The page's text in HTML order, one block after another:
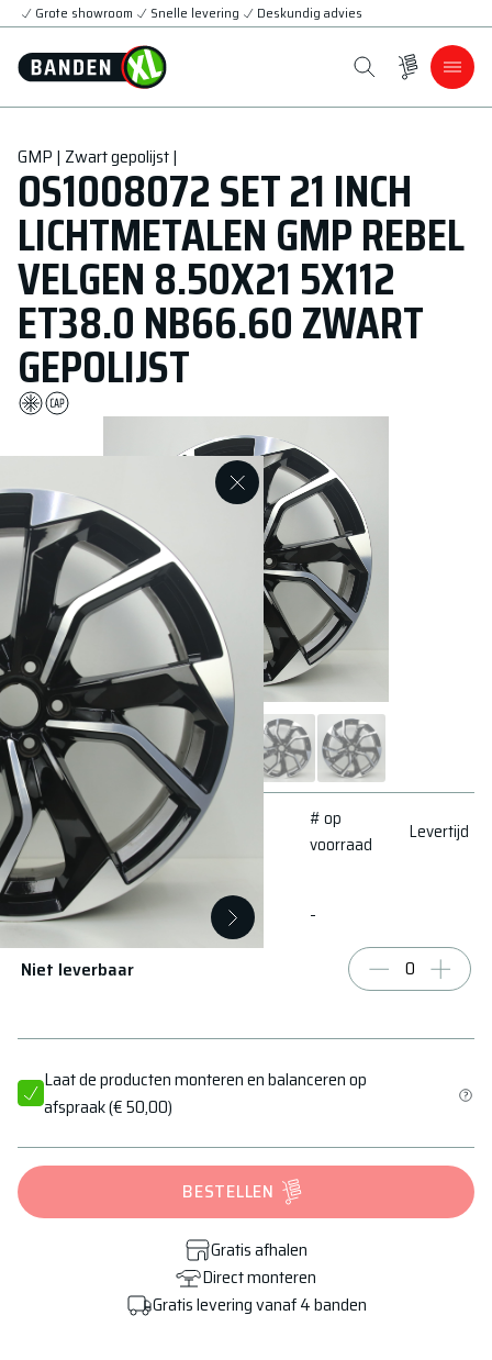
Grote showroom Snelle levering Deskundig advies
GMP | Zwart gepolijst |
OS1008072 SET 21 INCH
LICHTMETALEN GMP REBEL
VELGEN 8.50X21 5X112
ET38.0 NB66.60 ZWART
GEPOLIJST
Conditie
# op
voorraad
Levertijd
Zeer goed - Minimale
gebruikssporen
-
Niet leverbaar
Laat de producten monteren en balanceren op
afspraak(€ 50,00)
BESTELLEN
Gratis afhalen
Direct monteren
Gratis levering vanaf 4 banden